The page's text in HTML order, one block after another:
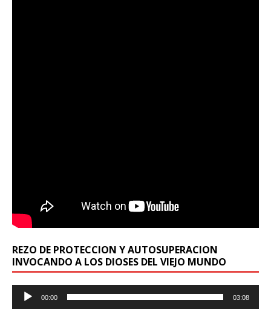
REZO DE PROTECCION Y AUTOSUPERACION
INVOCANDO A LOS DIOSES DEL VIEJO MUNDO
Reproductor
00:00 03:08